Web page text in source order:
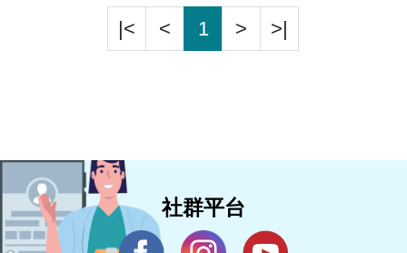
|< < 1 > >|
社群平台